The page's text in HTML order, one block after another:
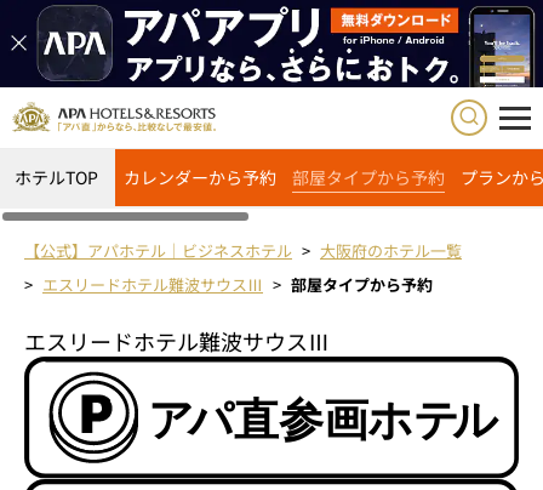
ホテルTOP カレンダーから予約 部屋タイプから予約 プランか
【公式】アパホテル｜ビジネスホテル
大阪府のホテル一覧
エスリードホテル難波サウスⅢ
部屋タイプから予約
エスリードホテル難波サウスⅢ